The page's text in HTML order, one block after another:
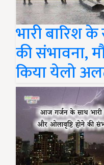
भारी बारिश के
की संभावना,
किया येलो